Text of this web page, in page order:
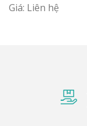
Giá: Liên hệ